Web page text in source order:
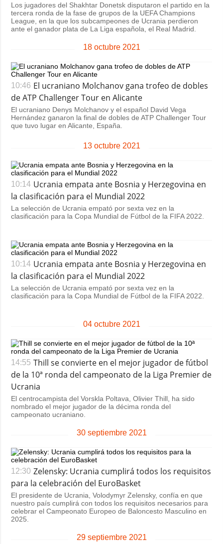
Los jugadores del Shakhtar Donetsk disputaron el partido en la
tercera ronda de la fase de grupos de la UEFA Champions
League, en la que los subcampeones de Ucrania perdieron
ante el ganador plata de La Liga española, el Real Madrid.
18 octubre 2021
10:46 El ucraniano Molchanov gana trofeo de dobles
de ATP Challenger Tour en Alicante
El ucraniano Denys Molchanov y el español David Vega
Hernández ganaron la final de dobles de ATP Challenger Tour
que tuvo lugar en Alicante, España.
13 octubre 2021
10:14 Ucrania empata ante Bosnia y Herzegovina en
la clasificación para el Mundial 2022
La selección de Ucrania empató por sexta vez en la
clasificación para la Copa Mundial de Fútbol de la FIFA 2022.
10:14 Ucrania empata ante Bosnia y Herzegovina en
la clasificación para el Mundial 2022
La selección de Ucrania empató por sexta vez en la
clasificación para la Copa Mundial de Fútbol de la FIFA 2022.
04 octubre 2021
14:55 Thill se convierte en el mejor jugador de fútbol
de la 10ª ronda del campeonato de la Liga Premier de
Ucrania
El centrocampista del Vorskla Poltava, Olivier Thill, ha sido
nombrado el mejor jugador de la décima ronda del
campeonato ucraniano.
30 septiembre 2021
12:30 Zelensky: Ucrania cumplirá todos los requisitos
para la celebración del EuroBasket
El presidente de Ucrania, Volodymyr Zelensky, confía en que
nuestro país cumplirá con todos los requisitos necesarios para
celebrar el Campeonato Europeo de Baloncesto Masculino en
2025.
29 septiembre 2021